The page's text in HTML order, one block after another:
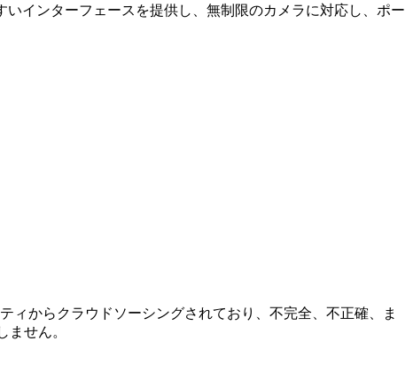
インターフェースを提供し、無制限のカメラに対応し、ポー
ィからクラウドソーシングされており、不完全、不正確、ま
せん。